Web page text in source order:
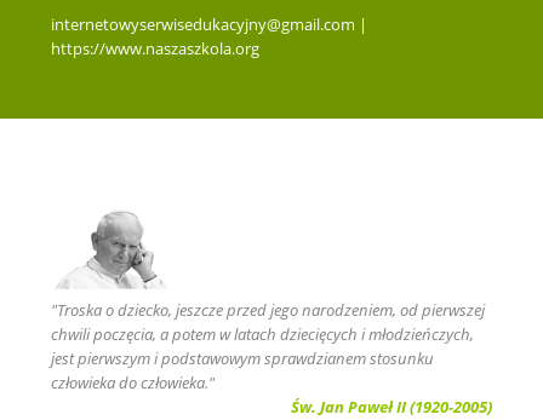
internetowyserwisedukacyjny@gmail.com |
https://www.naszaszkola.org
"Troska o dziecko, jeszcze przed jego narodzeniem, od pierwszej
chwili poczęcia, a potem w latach dziecięcych i młodzieńczych,
jest pierwszym i podstawowym sprawdzianem stosunku
człowieka do człowieka."
Św. Jan Paweł II (1920-2005)